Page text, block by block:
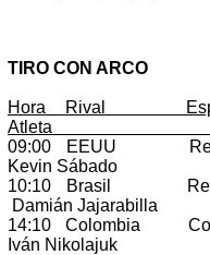
TIRO CON ARCO
Hora Rival
Atleta
09:00 EEUU
Kevin Sábado
10:10 Brasil
Damián Jajarabilla
14:10 Colombia
Iván Nikolajuk